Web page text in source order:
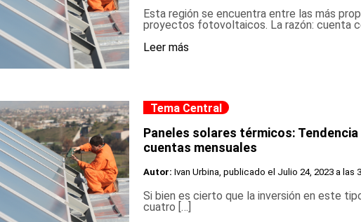
Esta región se encuentra entre las más
proyectos fotovoltaicos. La razón: cuenta
Leer más
Tema Central
Paneles solares térmicos:
cuentas mensuales
Autor: Ivan Urbina, publicado el Julio 24, 2023 a las
Si bien es cierto que la inversión en este
cuatro […]